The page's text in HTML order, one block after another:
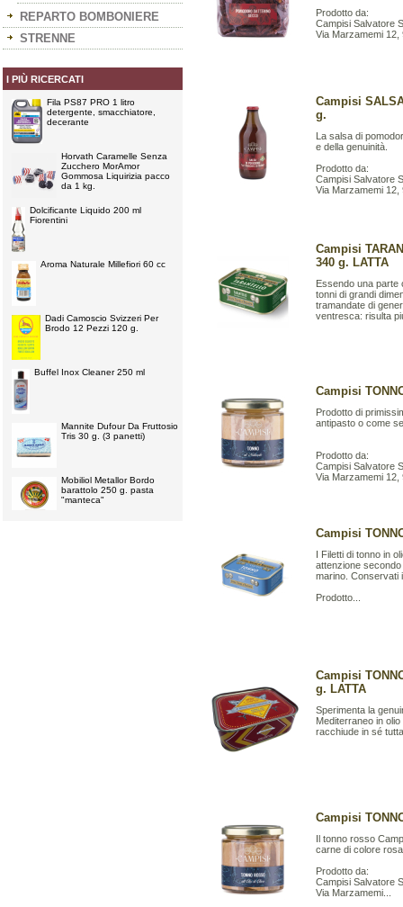
REPARTO BOMBONIERE
STRENNE
I PIÙ RICERCATI
Fila PS87 PRO 1 litro
detergente, smacchiatore,
decerante
Horvath Caramelle Senza
Zucchero MorAmor
Gommosa Liquirizia pacco
da 1 kg.
Dolcificante Liquido 200 ml
Fiorentini
Aroma Naturale Millefiori 60 cc
Dadi Camoscio Svizzeri Per
Brodo 12 Pezzi 120 g.
Buffel Inox Cleaner 250 ml
Mannite Dufour Da Fruttosio
Tris 30 g. (3 panetti)
Mobiliol Metallor Bordo
barattolo 250 g. pasta
"manteca"
Prodotto da:
Campisi Salvatore
Via Marzamemi
Campisi
g.
La salsa di
e della genuinità.
Prodotto da:
Campisi Salvatore
Via Marzamemi
Campisi
340 g. LATTA
Essendo una parte
tonni di grandi
tramandate di
ventresca: risulta
Campisi
Prodotto di
antipasto o come
Prodotto da:
Campisi Salvatore
Via Marzamemi
Campisi
I Filetti di tonno in
attenzione
marino. Conservati
Prodotto...
Campisi
g. LATTA
Sperimenta la
Mediterraneo in
racchiude in sé
Campisi
Il tonno rosso
carne di colore
Prodotto da:
Campisi Salvatore
Via Marzamemi...